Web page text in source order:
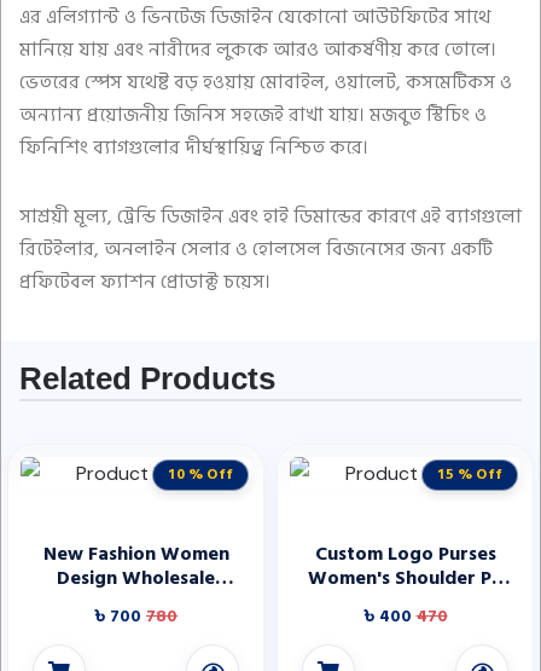
এর এলিগ্যান্ট ও ভিনটেজ ডিজাইন যেকোনো আউটফিটের সাথে
মানিয়ে যায় এবং নারীদের লুককে আরও আকর্ষণীয় করে তোলে।
ভেতরের স্পেস যথেষ্ট বড় হওয়ায় মোবাইল, ওয়ালেট, কসমেটিকস ও
অন্যান্য প্রয়োজনীয় জিনিস সহজেই রাখা যায়। মজবুত স্টিচিং ও
ফিনিশিং ব্যাগগুলোর দীর্ঘস্থায়িত্ব নিশ্চিত করে।
সাশ্রয়ী মূল্য, ট্রেন্ডি ডিজাইন এবং হাই ডিমান্ডের কারণে এই ব্যাগগুলো
রিটেইলার, অনলাইন সেলার ও হোলসেল বিজনেসের জন্য একটি
প্রফিটেবল ফ্যাশন প্রোডাক্ট চয়েস।
Related Products
10 % Off
New Fashion Women
Design Wholesale
Premium Factory Custom
Logo Vegan PU Leather
৳ 700 780
15 % Off
Custom Logo Purses
Women's Shoulder Pu
Bags Wallet Designer
Leather Tote Hand Bags
Luxury Handbags for
৳ 400470